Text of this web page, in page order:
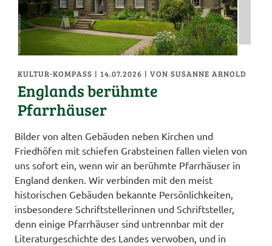
KULTUR-KOMPASS | 14.07.2026 | VON SUSANNE ARNOLD
Englands berühmte
Pfarrhäuser
Bilder von alten Gebäuden neben Kirchen und
Friedhöfen mit schiefen Grabsteinen fallen vielen von
uns sofort ein, wenn wir an berühmte Pfarrhäuser in
England denken. Wir verbinden mit den meist
historischen Gebäuden bekannte Persönlichkeiten,
insbesondere Schriftstellerinnen und Schriftsteller,
denn einige Pfarrhäuser sind untrennbar mit der
Literaturgeschichte des Landes verwoben, und in